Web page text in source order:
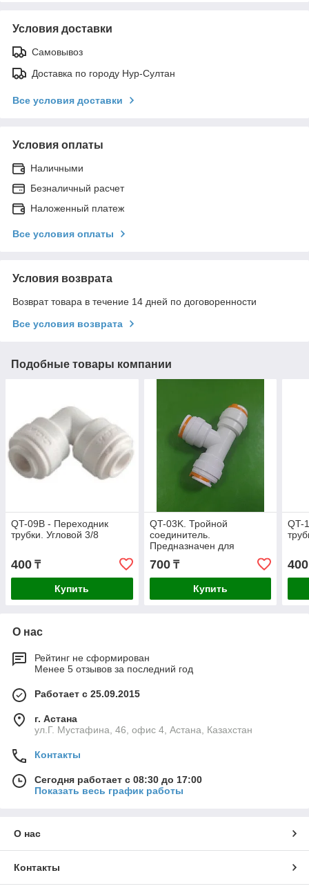
Условия доставки
Самовывоз
Доставка по городу Нур-Султан
Все условия доставки
Условия оплаты
Наличными
Безналичный расчет
Наложенный платеж
Все условия оплаты
Условия возврата
Возврат товара в течение 14 дней по договоренности
Все условия возврата
Подобные товары компании
QT-09B - Переходник
трубки. Угловой 3/8
400 ₸
Купить
QT-03K. Тройной
соединитель.
Предназначен для
дополнительного отвода
питьевой воды и
соединения трубок .
700₸
Купить
QT-
400
О нас
Рейтинг не сформирован
Менее 5 отзывов за последний год
Работает с 25.09.2015
г. Астана
ул.Г. Мустафина, 46, офис 4, Астана, Казахстан
Контакты
Сегодня работает с 08:30 до 17:00
Показать весь график работы
О нас
Контакты